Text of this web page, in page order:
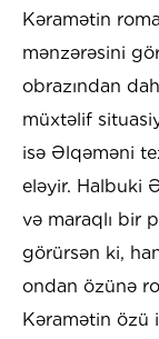
Kəramətin
mənzərəsini
obrazından
müxtəlif
isə Əlqəməni
eləyir. Halbuki
və maraqlı bir
görürsən ki,
ondan özünə
Kəramətin özü